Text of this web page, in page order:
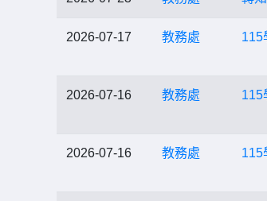
2026-07-17 教務處 115
2026-07-16 教務處 115
2026-07-16 教務處 115